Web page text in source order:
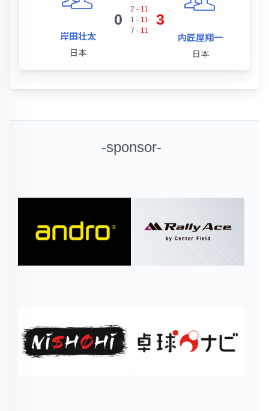
岸田壮太
日本
0
2 - 11
1 - 11
7 - 11
3
内匠屋翔一
日本
-sponsor-